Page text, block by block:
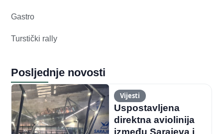
Gastro
Turstički rally
Posljednje novosti
Vijesti
Uspostavljena
direktna aviolinija
između Sarajeva i